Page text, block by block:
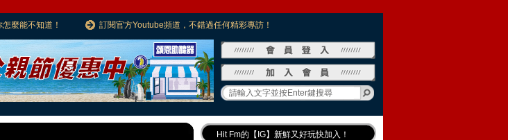
麼能不知道！ 訂閱官方Youtube頻道，不錯過任何精彩專訪！
Hit Fm的【IG】新鮮又好玩快加入！